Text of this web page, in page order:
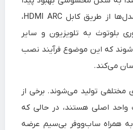
کند. همچنین اکثر مدل‌ها از طریق کابل HDMI ARC،
بلوتوث به تلویزیون و سایر
که این موضوع فرآیند نصب
آسان می‌کند.
مختلفی تولید می‌شوند. برخی از
اصلی هستند، در حالی که
همراه ساب‌ووفر بی‌سیم عرضه